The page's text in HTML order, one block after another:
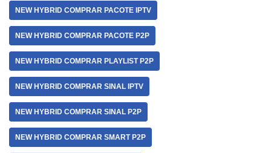
NEW HYBRID COMPRAR PACOTE IPTV
NEW HYBRID COMPRAR PACOTE P2P
NEW HYBRID COMPRAR PLAYLIST P2P
NEW HYBRID COMPRAR SINAL IPTV
NEW HYBRID COMPRAR SINAL P2P
NEW HYBRID COMPRAR SMART P2P